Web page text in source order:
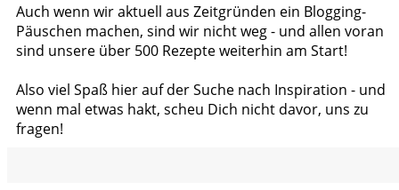
Auch wenn wir aktuell aus Zeitgründen ein Blogging-
Päuschen machen, sind wir nicht weg - und allen voran
sind unsere über 500 Rezepte weiterhin am Start!
Also viel Spaß hier auf der Suche nach Inspiration - und
wenn mal etwas hakt, scheu Dich nicht davor, uns zu
fragen!